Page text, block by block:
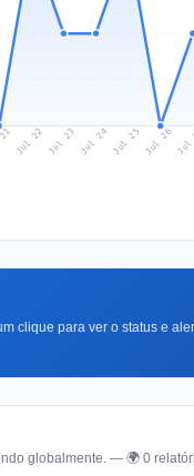
Jul 22 Jul 23 Jul 24Jul 25 Jul 26
clique para ver o status e
globalmente. — 🌍 0